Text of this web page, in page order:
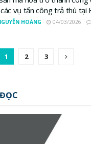
vụ tấn công trả thù tại
HOÀNG 04/03/2026
1 2 3